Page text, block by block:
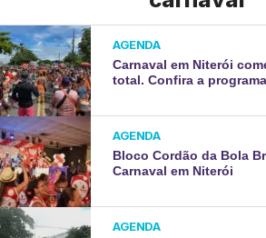
AGENDA
Carnaval em Niterói
total. Confira a
AGENDA
Bloco Cordão da Bola
Carnaval em Niterói
AGENDA